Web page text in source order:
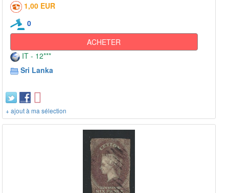
1,00 EUR
0
ACHETER
IT - 12***
Sri Lanka
+ ajout à ma sélection